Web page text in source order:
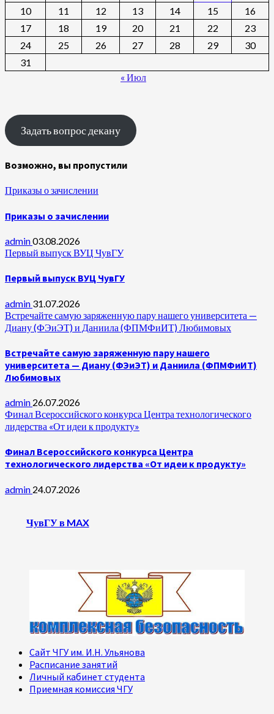
10
11 12 13 14 15
16
17
18 19 20 21 22
23
24
25 26 27 28 29
30
31
« Июл
Задать вопрос декану
Возможно, вы пропустили
Приказы о зачислении
Приказы о зачислении
admin03.08.2026
Первый выпуск ВУЦ ЧувГУ
Первый выпуск ВУЦ ЧувГУ
admin 31.07.2026
Встречайте самую заряженную пару нашего университета —
Диану (ФЭиЭТ) и Даниила (ФПМФиИТ) Любимовых
Встречайте самую заряженную пару нашего
университета — Диану (ФЭиЭТ) и Даниила (ФПМФиИТ)
Любимовых
admin 26.07.2026
Финал Всероссийского конкурса Центра технологического
лидерства «От идеи к продукту»
Финал Всероссийского конкурса Центра
технологического лидерства «От идеи к продукту»
admin 24.07.2026
ЧувГУ в MAX
Сайт ЧГУ им. И.Н. Ульянова
Расписание занятий
Личный кабинет студента
Приемная комиссия ЧГУ